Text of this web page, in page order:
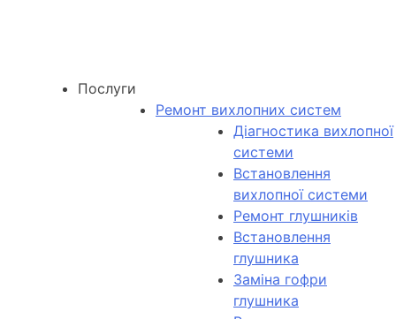
Послуги
Ремонт вихлопних систем
Діагностика вихлопної
системи
Встановлення
вихлопної системи
Ремонт глушників
Встановлення
глушника
Заміна гофри
глушника